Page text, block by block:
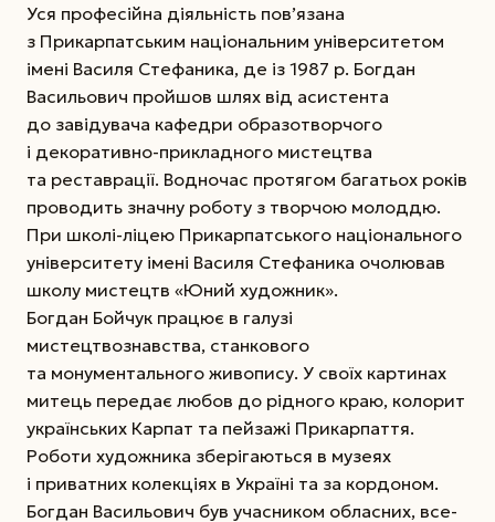
Уся професійна діяльність пов’язана
з Прикарпатським національним університетом
імені Василя Стефаника, де із 1987 р. Богдан
Васильович пройшов шлях від асистента
до завідувача кафедри образотворчого
і декоративно-прикладного мистецтва
та реставрації. Водночас протягом багатьох років
проводить значну роботу з творчою молоддю.
При школі-ліцею Прикарпатського національного
університету імені Василя Стефаника очолював
школу мистецтв «Юний художник».
Богдан Бойчук працює в галузі
мистецтвознавства, станкового
та монументального живопису. У своїх картинах
митець передає любов до рідного краю, колорит
українських Карпат та пейзажі Прикарпаття.
Роботи художника зберігаються в музеях
і приватних колекціях в Україні та за кор­до­ном.
Богдан Васильович був учасником обласних, все­­